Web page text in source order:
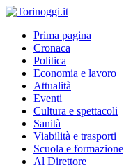
Prima pagina
Cronaca
Politica
Economia e lavoro
Attualità
Eventi
Cultura e spettacoli
Sanità
Viabilità e trasporti
Scuola e formazione
Al Direttore